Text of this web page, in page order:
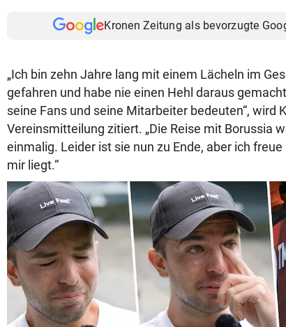
Kronen Zeitung als bevorzugte
„Ich bin zehn Jahre lang mit einem Lächeln im
gefahren und habe nie einen Hehl daraus
seine Fans und seine Mitarbeiter bedeuten“, wird
Vereinsmitteilung zitiert. „Die Reise mit Borussia
einmalig. Leider ist sie nun zu Ende, aber ich
mir liegt.“